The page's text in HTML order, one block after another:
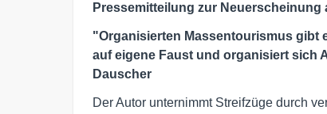
Pressemitteilung zur Neuerscheinung
"Organisierten Massentourismus gibt
auf eigene Faust und organisiert sich
Dauscher
Der Autor unternimmt Streifzüge durch